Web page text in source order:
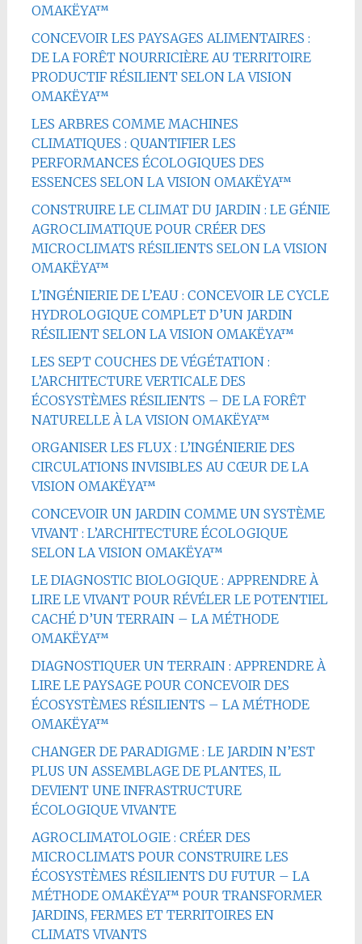
OMAKËYA™
CONCEVOIR LES PAYSAGES ALIMENTAIRES :
DE LA FORÊT NOURRICIÈRE AU TERRITOIRE
PRODUCTIF RÉSILIENT SELON LA VISION
OMAKËYA™
LES ARBRES COMME MACHINES
CLIMATIQUES : QUANTIFIER LES
PERFORMANCES ÉCOLOGIQUES DES
ESSENCES SELON LA VISION OMAKËYA™
CONSTRUIRE LE CLIMAT DU JARDIN : LE GÉNIE
AGROCLIMATIQUE POUR CRÉER DES
MICROCLIMATS RÉSILIENTS SELON LA VISION
OMAKËYA™
L’INGÉNIERIE DE L’EAU : CONCEVOIR LE CYCLE
HYDROLOGIQUE COMPLET D’UN JARDIN
RÉSILIENT SELON LA VISION OMAKËYA™
LES SEPT COUCHES DE VÉGÉTATION :
L’ARCHITECTURE VERTICALE DES
ÉCOSYSTÈMES RÉSILIENTS – DE LA FORÊT
NATURELLE À LA VISION OMAKËYA™
ORGANISER LES FLUX : L’INGÉNIERIE DES
CIRCULATIONS INVISIBLES AU CŒUR DE LA
VISION OMAKËYA™
CONCEVOIR UN JARDIN COMME UN SYSTÈME
VIVANT : L’ARCHITECTURE ÉCOLOGIQUE
SELON LA VISION OMAKËYA™
LE DIAGNOSTIC BIOLOGIQUE : APPRENDRE À
LIRE LE VIVANT POUR RÉVÉLER LE POTENTIEL
CACHÉ D’UN TERRAIN – LA MÉTHODE
OMAKËYA™
DIAGNOSTIQUER UN TERRAIN : APPRENDRE À
LIRE LE PAYSAGE POUR CONCEVOIR DES
ÉCOSYSTÈMES RÉSILIENTS – LA MÉTHODE
OMAKËYA™
CHANGER DE PARADIGME : LE JARDIN N’EST
PLUS UN ASSEMBLAGE DE PLANTES, IL
DEVIENT UNE INFRASTRUCTURE
ÉCOLOGIQUE VIVANTE
AGROCLIMATOLOGIE : CRÉER DES
MICROCLIMATS POUR CONSTRUIRE LES
ÉCOSYSTÈMES RÉSILIENTS DU FUTUR – LA
MÉTHODE OMAKËYA™ POUR TRANSFORMER
JARDINS, FERMES ET TERRITOIRES EN
CLIMATS VIVANTS